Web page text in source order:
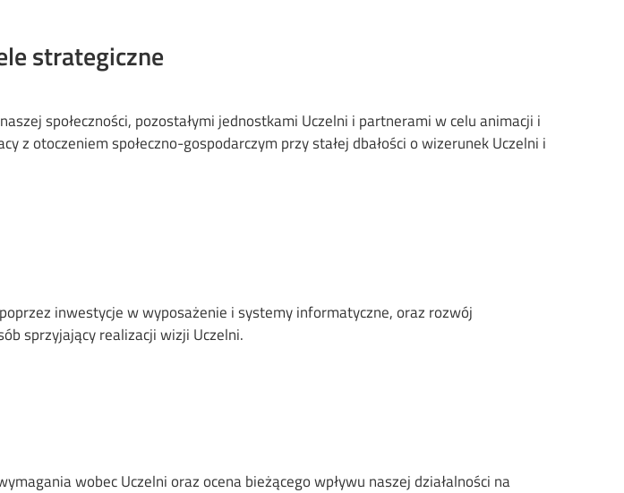
strategiczne
społeczności, pozostałymi jednostkami Uczelni i partnerami w celu animacji i
z otoczeniem społeczno-gospodarczym przy stałej dbałości o wizerunek Uczelni i
inwestycje w wyposażenie i systemy informatyczne, oraz rozwój
sprzyjający realizacji wizji Uczelni.
wobec Uczelni oraz ocena bieżącego wpływu naszej działalności na